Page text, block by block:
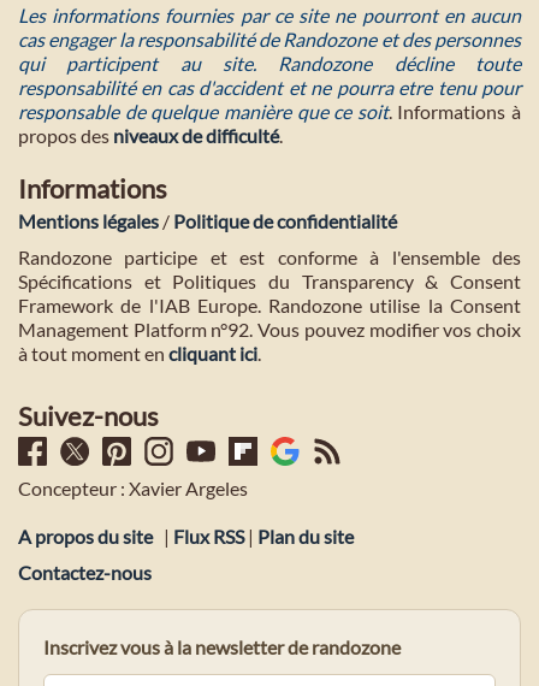
Les informations fournies par ce site ne pourront en aucun
cas engager la responsabilité de Randozone et des personnes
qui participent au site. Randozone décline toute
responsabilité en cas d'accident et ne pourra etre tenu pour
responsable de quelque manière que ce soit. Informations à
propos des niveaux de difficulté.
Informations
Mentions légales / Politique de confidentialité
Randozone participe et est conforme à l'ensemble des
Spécifications et Politiques du Transparency & Consent
Framework de l'IAB Europe. Randozone utilise la Consent
Management Platform n°92. Vous pouvez modifier vos choix
à tout moment en cliquant ici.
Suivez-nous
Concepteur : Xavier Argeles
A propos du site | Flux RSS| Plan du site
Contactez-nous
Inscrivez vous à la newsletter de randozone